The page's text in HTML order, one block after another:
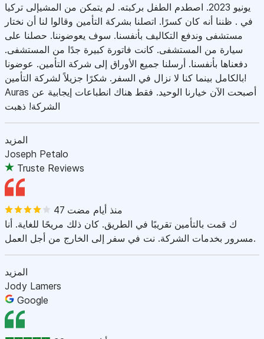
يونيو 2023. اصطدم الطفل بركبته. لم يتمكن من المشيإلى تركيا
في . ظننا أنه كان كسرًا. اتصلنا بشركة التأمين وقالوا لنا أن نختار
مستشفى وندفع التكاليف بأنفسنا. سوف يعوضوننا. حصلنا على
سيارة من المستشفى. كانت فاتورة كبيرة جدًا من المستشفى.
دفعناها بأنفسنا. أرسلنا جميع الأوراق إلى شركة التأمين. عوضونا
بالكامل بينما كنا لا نزال في السفر. شكرًا جزيلاً لشركة التأمين!
Auras أصبحت الآن خيارنا الوحيد. فقط هناك انطباعات إيجابية عن
الشركة! ذهبت
المزيد
Joseph Petalo
Truste Reviews
47 منذ أيام مضت
ك قمت بالتأمين تقريبًا في الطريق. كان ذلك مريحًا للغاية. أنا
مسرور بخدمات الشركة. نت في سفر إلى الخارج من أجل العمل.
المزيد
Jody Lamers
Google